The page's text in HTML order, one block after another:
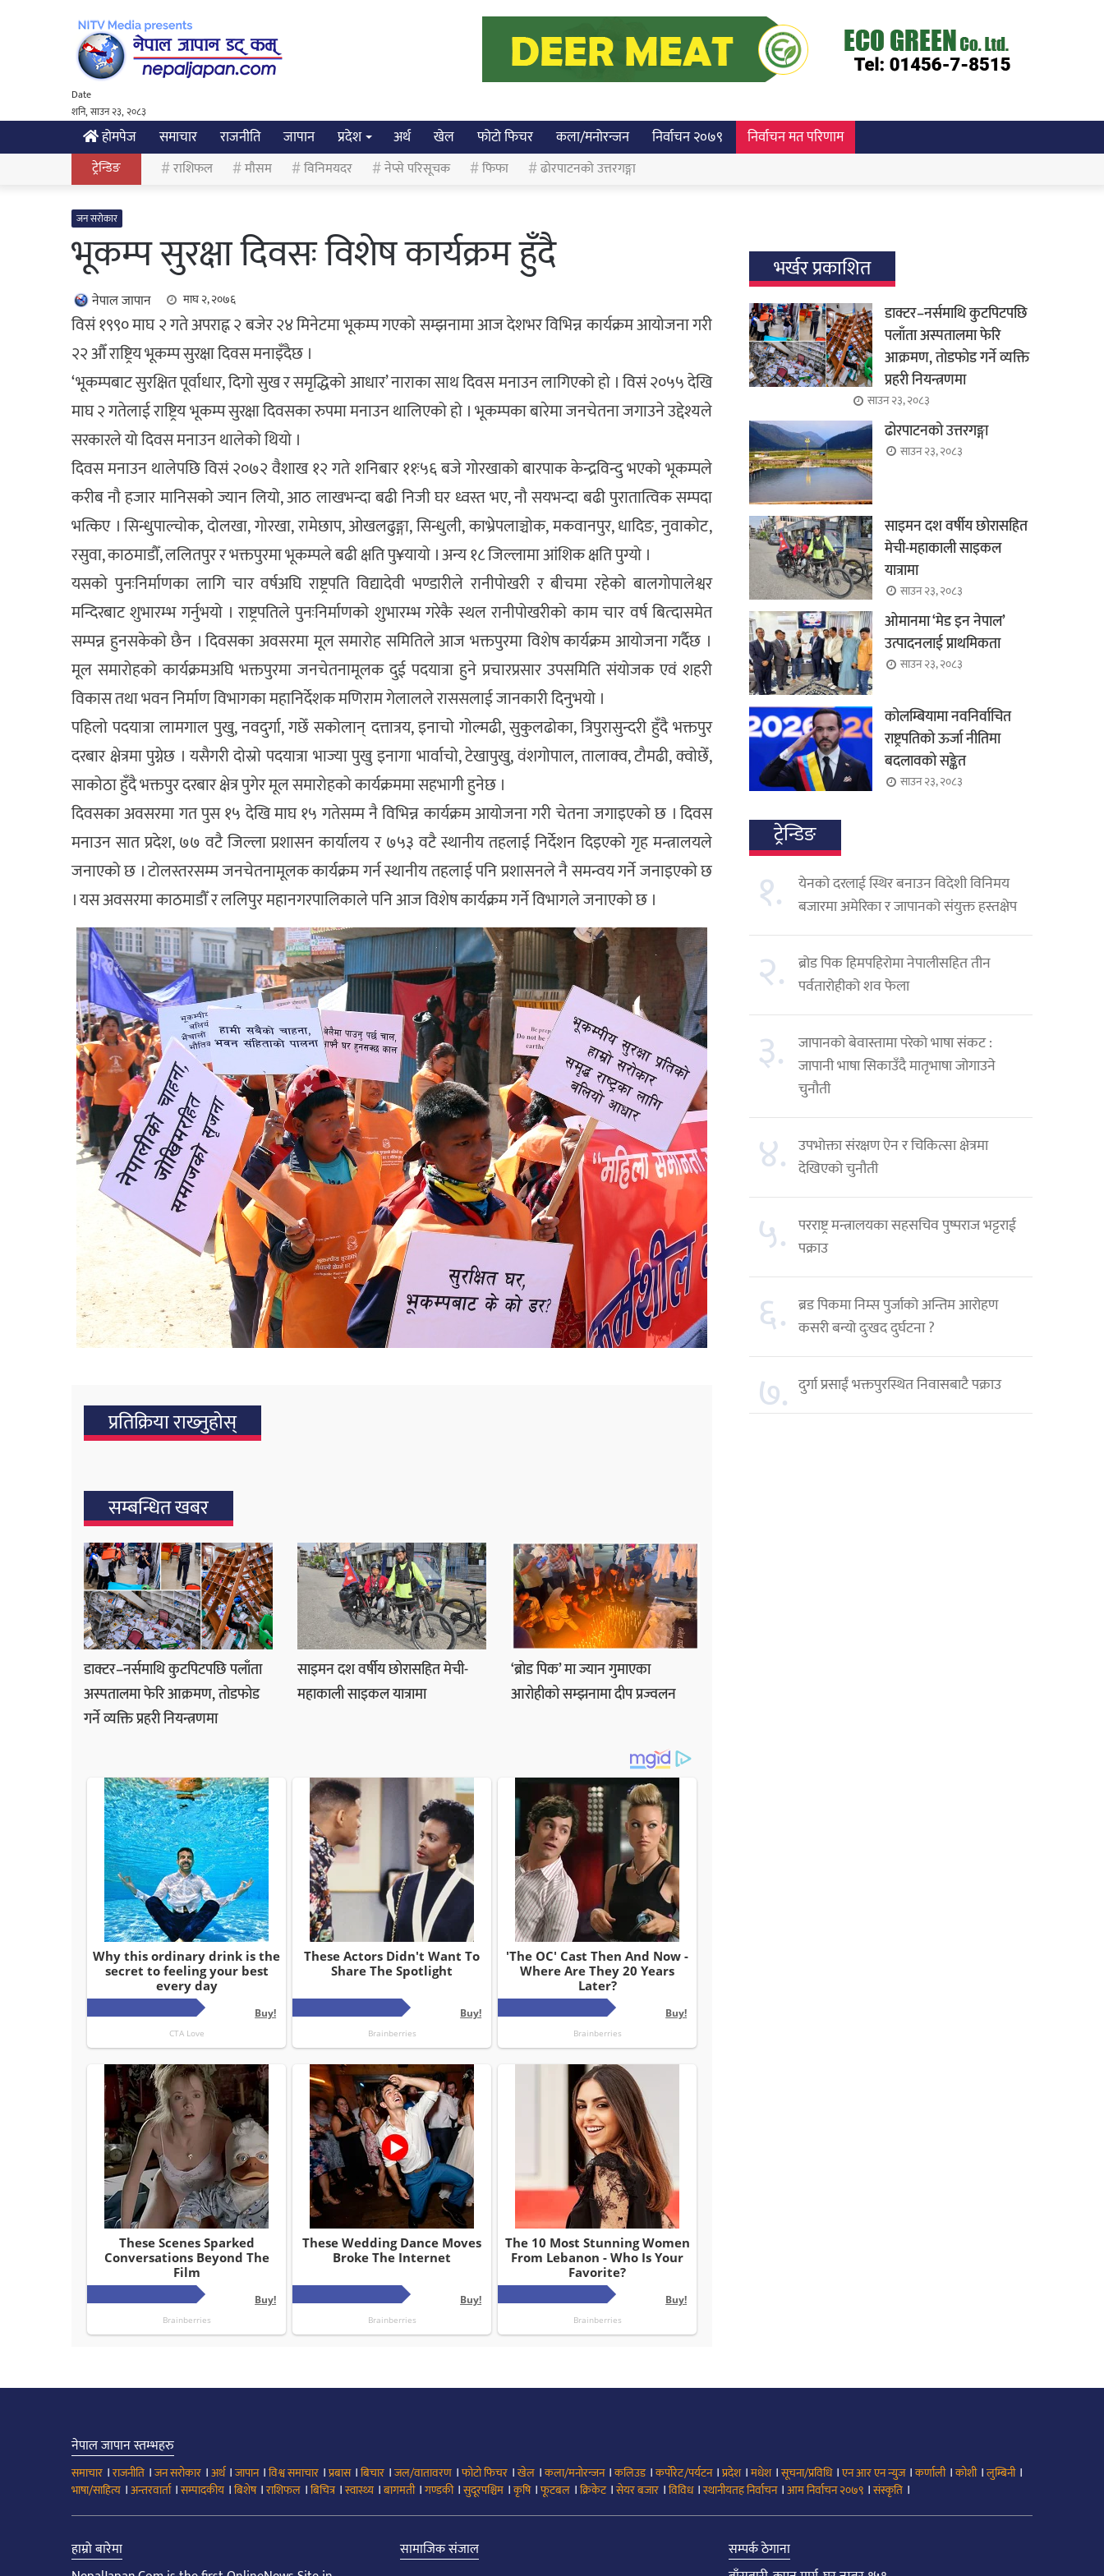
Date
शनि, साउन २३, २०८३
होमपेज समाचार राजनीति जापान प्रदेश अर्थ खेल फोटो फिचर कला/मनोरन्जन निर्वाचन २०७९ निर्वाचन मत परिणाम
ट्रेन्डिङ राशिफल मौसम विनिमयदर नेप्से परिसूचक फिफा ढोरपाटनको उत्तरगङ्गा
जन सरोकार
भूकम्प सुरक्षा दिवसः विशेष कार्यक्रम हुँदै
नेपाल जापान माघ २, २०७६
विसं १९९० माघ २ गते अपराह्न २ बजेर २४ मिनेटमा भूकम्प गएको सम्झनामा आज देशभर विभिन्न कार्यक्रम आयोजना गरी
२२ औँ राष्ट्रिय भूकम्प सुरक्षा दिवस मनाइँदैछ ।
‘भूकम्पबाट सुरक्षित पूर्वाधार, दिगो सुख र समृद्धिको आधार’ नाराका साथ दिवस मनाउन लागिएको हो । विसं २०५५ देखि
माघ २ गतेलाई राष्ट्रिय भूकम्प सुरक्षा दिवसका रुपमा मनाउन थालिएको हो । भूकम्पका बारेमा जनचेतना जगाउने उद्देश्यले
सरकारले यो दिवस मनाउन थालेको थियो ।
दिवस मनाउन थालेपछि विसं २०७२ वैशाख १२ गते शनिबार ११ः५६ बजे गोरखाको बारपाक केन्द्रविन्दु भएको भूकम्पले
करीब नौ हजार मानिसको ज्यान लियो, आठ लाखभन्दा बढी निजी घर ध्वस्त भए, नौ सयभन्दा बढी पुरातात्विक सम्पदा
भत्किए । सिन्धुपाल्चोक, दोलखा, गोरखा, रामेछाप, ओखलढुङ्गा, सिन्धुली, काभ्रेपलाञ्चोक, मकवानपुर, धादिङ, नुवाकोट,
रसुवा, काठमाडौँ, ललितपुर र भक्तपुरमा भूकम्पले बढी क्षति पु¥यायो । अन्य १८ जिल्लामा आंशिक क्षति पुग्यो ।
यसको पुनःनिर्माणका लागि चार वर्षअघि राष्ट्रपति विद्यादेवी भण्डारीले रानीपोखरी र बीचमा रहेको बालगोपालेश्वर
मन्दिरबाट शुभारम्भ गर्नुभयो । राष्ट्रपतिले पुनःनिर्माणको शुभारम्भ गरेकै स्थल रानीपोखरीको काम चार वर्ष बित्दासमेत
सम्पन्न हुनसकेको छैन । दिवसका अवसरमा मूल समारोह समितिले आज भक्तपुरमा विशेष कार्यक्रम आयोजना गर्दैछ ।
मूल समारोहको कार्यक्रमअघि भक्तपुरमा जनचेतनामूलक दुई पदयात्रा हुने प्रचारप्रसार उपसमिति संयोजक एवं शहरी
विकास तथा भवन निर्माण विभागका महानिर्देशक मणिराम गेलालले राससलाई जानकारी दिनुभयो ।
पहिलो पदयात्रा लामगाल पुखु, नवदुर्गा, गछेँ सकोलान् दत्तात्रय, इनाचो गोल्मढी, सुकुलढोका, त्रिपुरासुन्दरी हुँदै भक्तपुर
दरबार क्षेत्रमा पुग्नेछ । यसैगरी दोस्रो पदयात्रा भाज्या पुखु इनागा भार्वाचो, टेखापुखु, वंशगोपाल, तालाक्व, टौमढी, क्वोछेँ,
साकोठा हुँदै भक्तपुर दरबार क्षेत्र पुगेर मूल समारोहको कार्यक्रममा सहभागी हुनेछ ।
दिवसका अवसरमा गत पुस १५ देखि माघ १५ गतेसम्म नै विभिन्न कार्यक्रम आयोजना गरी चेतना जगाइएको छ । दिवस
मनाउन सात प्रदेश, ७७ वटै जिल्ला प्रशासन कार्यालय र ७५३ वटै स्थानीय तहलाई निर्देशन दिइएको गृह मन्त्रालयले
जनाएको छ । टोलस्तरसम्म जनचेतनामूलक कार्यक्रम गर्न स्थानीय तहलाई पनि प्रशासनले नै समन्वय गर्ने जनाइएको छ
। यस अवसरमा काठमाडौँ र ललिपुर महानगरपालिकाले पनि आज विशेष कार्यक्रम गर्ने विभागले जनाएको छ ।
प्रतिक्रिया राख्‍नुहोस्
सम्बन्धित खबर
डाक्टर–नर्समाथि कुटपिटपछि पलाँता
अस्पतालमा फेरि आक्रमण, तोडफोड
गर्ने व्यक्ति प्रहरी नियन्त्रणमा
साइमन दश वर्षीय छोरासहित मेची-
महाकाली साइकल यात्रामा
‘ब्रोड पिक’ मा ज्यान गुमाएका
आरोहीको सम्झनामा दीप प्रज्वलन
भर्खर प्रकाशित
डाक्टर–नर्समाथि कुटपिटपछि
पलाँता अस्पतालमा फेरि
आक्रमण, तोडफोड गर्ने व्यक्ति
प्रहरी नियन्त्रणमा
साउन २३, २०८३
ढोरपाटनको उत्तरगङ्गा
साउन २३, २०८३
साइमन दश वर्षीय छोरासहित
मेची-महाकाली साइकल
यात्रामा
साउन २३, २०८३
ओमानमा ‘मेड इन नेपाल’
उत्पादनलाई प्राथमिकता
साउन २३, २०८३
कोलम्बियामा नवनिर्वाचित
राष्ट्रपतिको ऊर्जा नीतिमा
बदलावको सङ्केत
साउन २३, २०८३
ट्रेन्डिङ
१.
येनको दरलाई स्थिर बनाउन विदेशी विनिमय
बजारमा अमेरिका र जापानको संयुक्त हस्तक्षेप
२.
ब्रोड पिक हिमपहिरोमा नेपालीसहित तीन
पर्वतारोहीको शव फेला
३.
जापानको बेवास्तामा परेको भाषा संकट :
जापानी भाषा सिकाउँदै मातृभाषा जोगाउने
चुनौती
४. उपभोक्ता संरक्षण ऐन र चिकित्सा क्षेत्रमा
देखिएको चुनौती
५. परराष्ट्र मन्त्रालयका सहसचिव पुष्पराज भट्टराई
पक्राउ
६. ब्रड पिकमा निम्स पुर्जाको अन्तिम आरोहण
कसरी बन्यो दुःखद दुर्घटना ?
७. दुर्गा प्रसाईं भक्तपुरस्थित निवासबाटै पक्राउ
नेपाल जापान स्तम्भहरु
समाचार ।राजनीति ।जन सरोकार ।अर्थ।जापान।विश्व समाचार ।प्रबास।बिचार ।जल/वातावरण ।फोटो फिचर ।खेल ।कला/मनोरन्जन।कलिउड।कर्पोरेट/पर्यटन।प्रदेश।मधेश।सूचना/प्रविधि।एन आर एन न्युज।कर्णाली।कोशी।लुम्बिनी।
भाषा/साहित्य ।अन्तरवार्ता।सम्पादकीय ।बिशेष।राशिफल ।बिचित्र।स्वास्थ्य ।बागमती।गण्डकी।सुदूरपश्चिम ।कृषि।फूटबल ।क्रिकेट।सेयर बजार ।विविध।स्थानीयतह निर्वाचन।आम निर्वाचन २०७९ ।संस्कृति ।
हाम्रो बारेमा
सामाजिक संजाल
सम्पर्क ठेगाना